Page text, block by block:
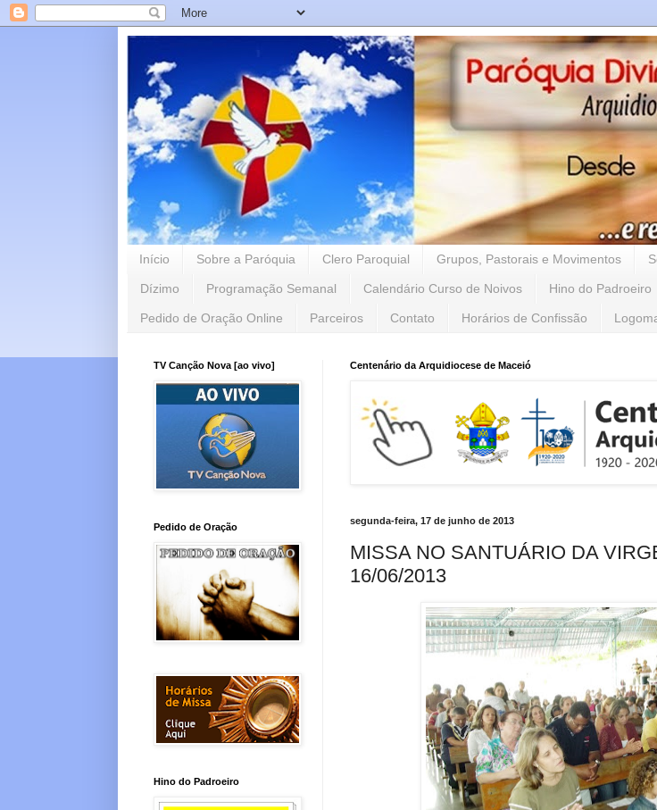
Início Sobre a Paróquia Clero Paroquial Grupos, Pastorais e Movimentos
Dízimo Programação Semanal Calendário Curso de Noivos Hino do Padroeiro
Pedido de Oração Online Parceiros Contato Horários de Confissão
Centenário da Arquidiocese de Maceió
segunda-feira, 17 de junho de 2013
MISSA NO SANTUÁRIO DA
16/06/2013
TV Canção Nova [ao vivo]
Pedido de Oração
Hino do Padroeiro